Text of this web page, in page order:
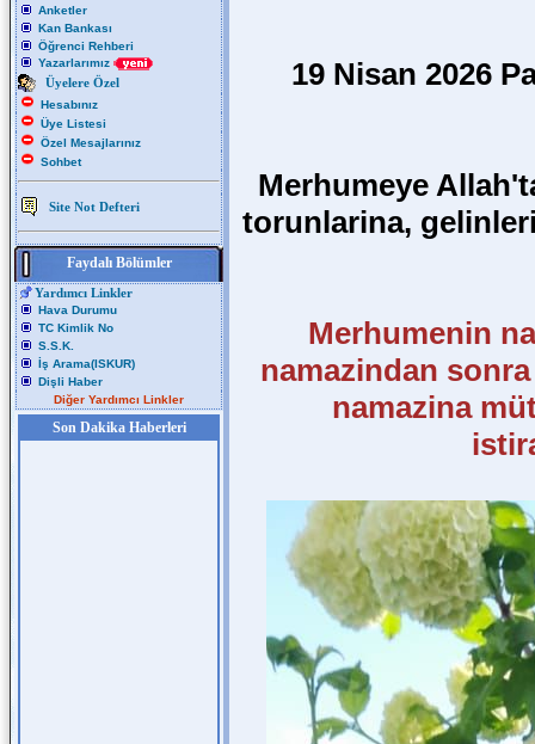
Anketler
Kan Bankası
Öğrenci Rehberi
Yazarlarımız
Üyelere Özel
Hesabınız
Üye Listesi
Özel Mesajlarınız
Sohbet
Site Not Defteri
Faydalı Bölümler
Yardımcı Linkler
Hava Durumu
TC Kimlik No
S.S.K.
İş Arama(ISKUR)
Dişli Haber
Diğer Yardımcı Linkler
Son Dakika Haberleri
19 Nisan 2026
Merhumeye
torunlarina,
Merhumenin
namazindan
namazina